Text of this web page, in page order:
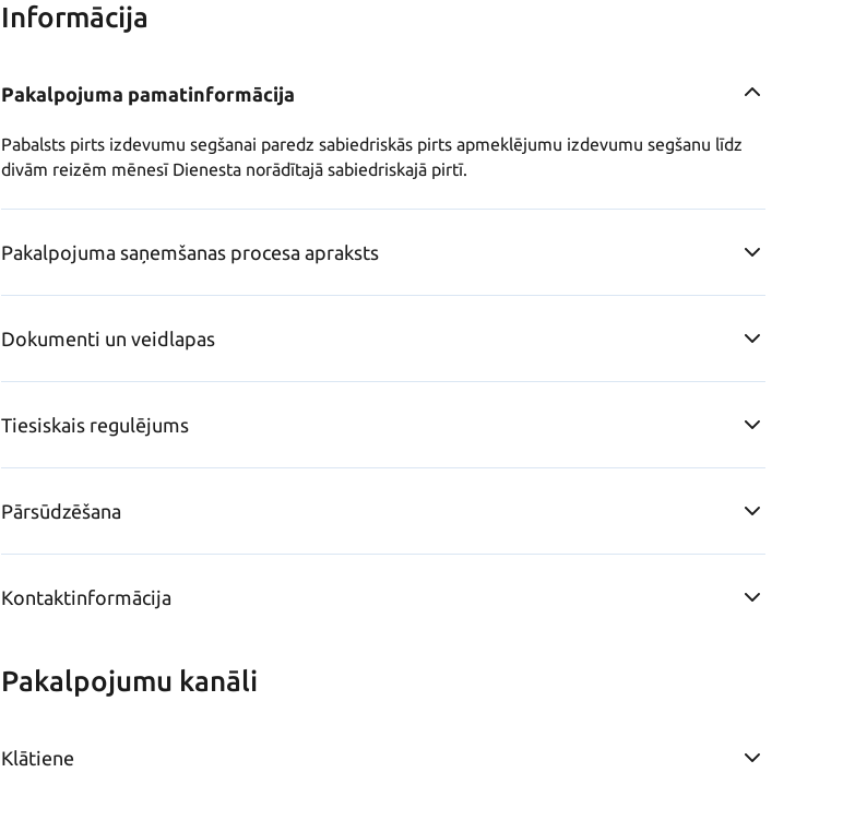
Informācija
Pakalpojuma pamatinformācija
Pabalsts pirts izdevumu segšanai paredz sabiedriskās pirts apmeklējumu izdevumu segšanu līdz
divām reizēm mēnesī Dienesta norādītajā sabiedriskajā pirtī.
Pakalpojuma saņemšanas procesa apraksts
Dokumenti un veidlapas
Tiesiskais regulējums
Pārsūdzēšana
Kontaktinformācija
Pakalpojumu kanāli
Klātiene